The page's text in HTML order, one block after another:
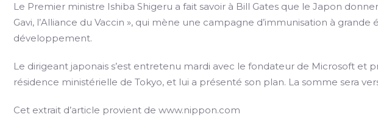
Le Premier ministre Ishiba Shigeru a fait savoir à Bill Gates que le Japon
Gavi, l’Alliance du Vaccin », qui mène une campagne d’immunisation à grande
développement.
Le dirigeant japonais s’est entretenu mardi avec le fondateur de Microsoft et
résidence ministérielle de Tokyo, et lui a présenté son plan. La somme sera
Cet extrait d’article provient de www.nippon.com